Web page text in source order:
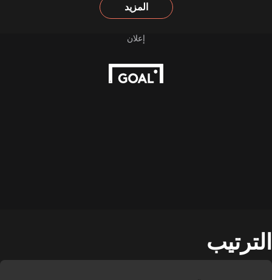
المزيد
الترتيب